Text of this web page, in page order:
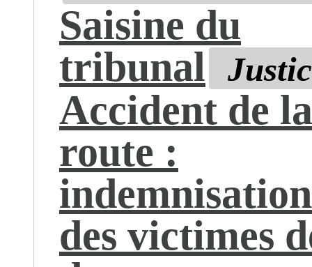
Saisine du
tribunal
Accident de la
route :
indemnisation
des victimes